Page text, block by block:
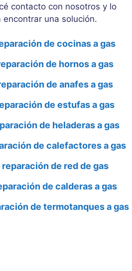
contacto con nosotros y lo
encontrar una solución.
de cocinas a gas
de hornos a gas
de anafes a gas
de estufas a gas
de heladeras a gas
de calefactores a gas
de red de gas
de calderas a gas
de termotanques a gas